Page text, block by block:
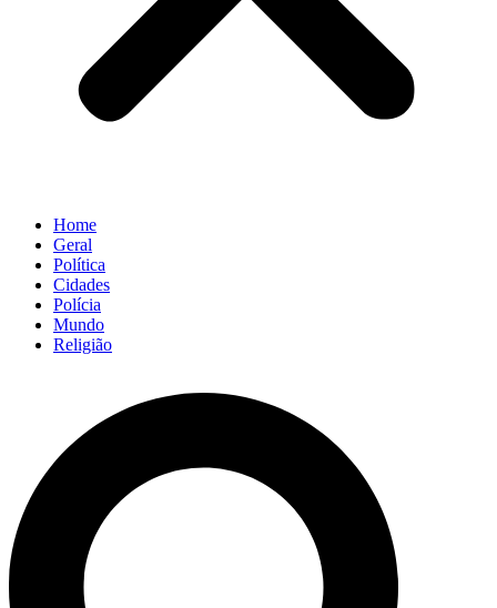
Home
Geral
Política
Cidades
Polícia
Mundo
Religião